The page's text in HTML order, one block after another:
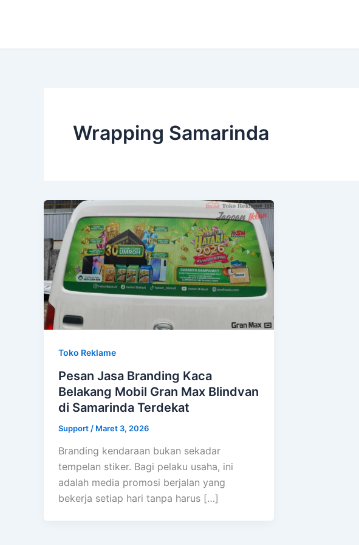
Wrapping Samarinda
Toko Reklame
Pesan Jasa Branding Kaca
Belakang Mobil Gran Max Blindvan
di Samarinda Terdekat
Support / Maret 3, 2026
Branding kendaraan bukan sekadar
tempelan stiker. Bagi pelaku usaha, ini
adalah media promosi berjalan yang
bekerja setiap hari tanpa harus […]